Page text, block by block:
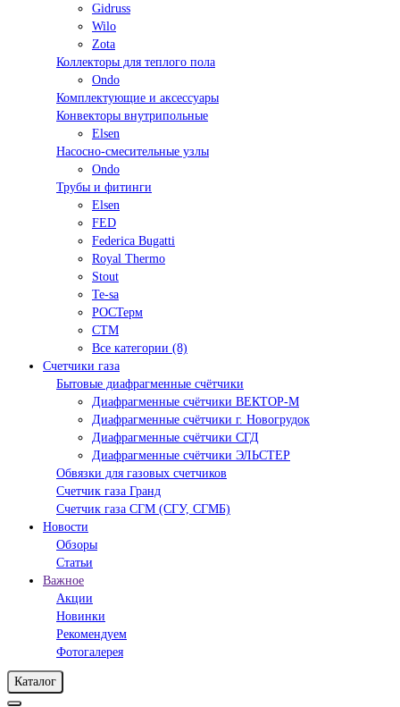
Gidruss
Wilo
Zota
Коллекторы для теплого пола
Ondo
Комплектующие и аксессуары
Конвекторы внутрипольные
Elsen
Насосно-смесительные узлы
Ondo
Трубы и фитинги
Elsen
FED
Federica Bugatti
Royal Thermo
Stout
Te-sa
РОСТерм
СТМ
Все категории (8)
Счетчики газа
Бытовые диафрагменные счётчики
Диафрагменные счётчики ВЕКТОР-М
Диафрагменные счётчики г. Новогрудок
Диафрагменные счётчики СГД
Диафрагменные счётчики ЭЛЬСТЕР
Обвязки для газовых счетчиков
Счетчик газа Гранд
Счетчик газа СГМ (СГУ, СГМБ)
Новости
Обзоры
Статьи
Важное
Акции
Новинки
Рекомендуем
Фотогалерея
Каталог